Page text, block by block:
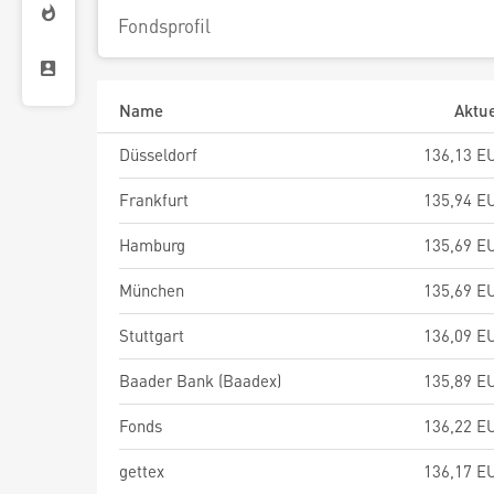
Fondsprofil
Name
Düsseldorf
136,13
Frankfurt 135,94
Hamburg 135,69
München 135,69
Stuttgart 136,09
Baader Bank (Baadex) 135,89
Fonds 136,22
gettex 136,17